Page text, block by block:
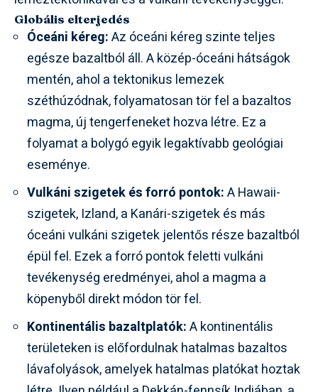
Globális elterjedés
Óceáni kéreg:Az óceáni kéreg szinte teljes
egésze bazaltból áll. A közép-óceáni hátságok
mentén, ahol a tektonikus lemezek
széthúzódnak, folyamatosan tör fel a bazaltos
magma, új tengerfeneket hozva létre. Ez a
folyamat a bolygó egyik legaktívabb geológiai
eseménye.
Vulkáni szigetek és forró pontok:A Hawaii-
szigetek, Izland, a Kanári-szigetek és más
óceáni vulkáni szigetek jelentős része bazaltból
épül fel. Ezek a forró pontok feletti vulkáni
tevékenység eredményei, ahol a magma a
köpenyből direkt módon tör fel.
Kontinentális bazaltplatók:A kontinentális
területeken is előfordulnak hatalmas bazaltos
lávafolyások, amelyek hatalmas platókat hoztak